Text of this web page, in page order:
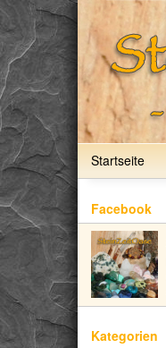
Startseite
Facebook
Kategorien